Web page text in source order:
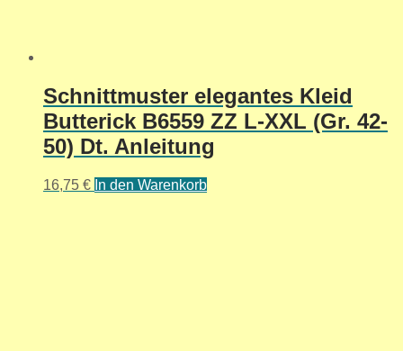
Schnittmuster elegantes Kleid
Butterick B6559 ZZ L-XXL (Gr. 42-
50) Dt. Anleitung
16,75 € In den Warenkorb